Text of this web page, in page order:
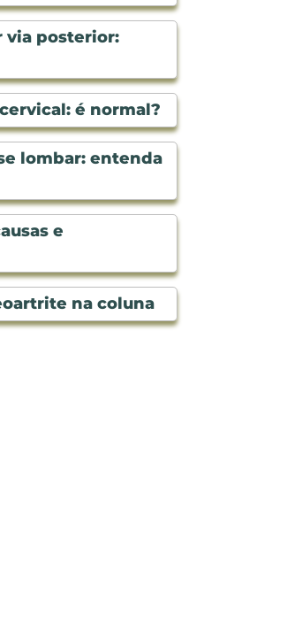
via posterior:
é normal?
lombar: entenda
e
na coluna